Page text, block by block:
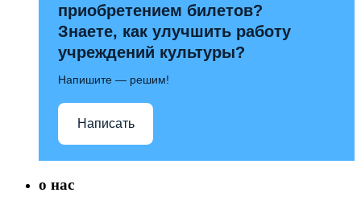
приобретением билетов?
Знаете, как улучшить работу
учреждений культуры?
Напишите — решим!
Написать
о нас